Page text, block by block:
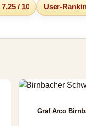
7,25 / 10 User-
Graf Arco